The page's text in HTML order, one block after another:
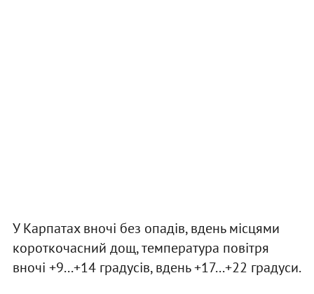
У Карпатах вночі без опадів, вдень місцями
короткочасний дощ, температура повітря
вночі +9...+14 градусів, вдень +17...+22 градуси.